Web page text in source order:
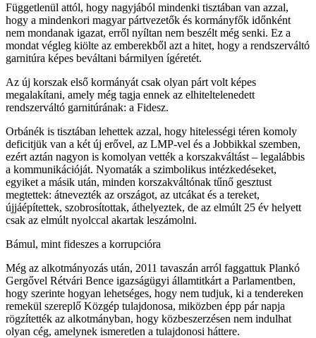
Függetlenül attól, hogy nagyjából mindenki tisztában van azzal,
hogy a mindenkori magyar pártvezetők és kormányfők időnként
nem mondanak igazat, erről nyíltan nem beszélt még senki. Ez a
mondat végleg kiölte az emberekből azt a hitet, hogy a rendszerváltó
garnitúra képes beváltani bármilyen ígéretét.
Az új korszak első kormányát csak olyan párt volt képes
megalakítani, amely még tagja ennek az elhiteltelenedett
rendszerváltó garnitúrának: a Fidesz.
Orbánék is tisztában lehettek azzal, hogy hitelességi téren komoly
deficitjük van a két új erővel, az LMP-vel és a Jobbikkal szemben,
ezért aztán nagyon is komolyan vették a korszakváltást – legalábbis
a kommunikációját. Nyomaták a szimbolikus intézkedéseket,
egyiket a másik után, minden korszakváltónak tűnő gesztust
megtettek: átnevezték az országot, az utcákat és a tereket,
újjáépítettek, szobrosítottak, áthelyeztek, de az elmúlt 25 év helyett
csak az elmúlt nyolccal akartak leszámolni.
Bámul, mint fideszes a korrupcióra
Még az alkotmányozás után, 2011 tavaszán arról faggattuk Plankó
Gergővel Rétvári Bence igazságügyi államtitkárt a Parlamentben,
hogy szerinte hogyan lehetséges, hogy nem tudjuk, ki a tendereken
remekül szereplő Közgép tulajdonosa, miközben épp pár napja
rögzítették az alkotmányban, hogy közbeszerzésen nem indulhat
olyan cég, amelynek ismeretlen a tulajdonosi háttere.